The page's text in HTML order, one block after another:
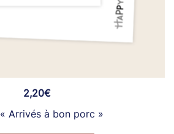
2,20€
Arrivés à bon porc »